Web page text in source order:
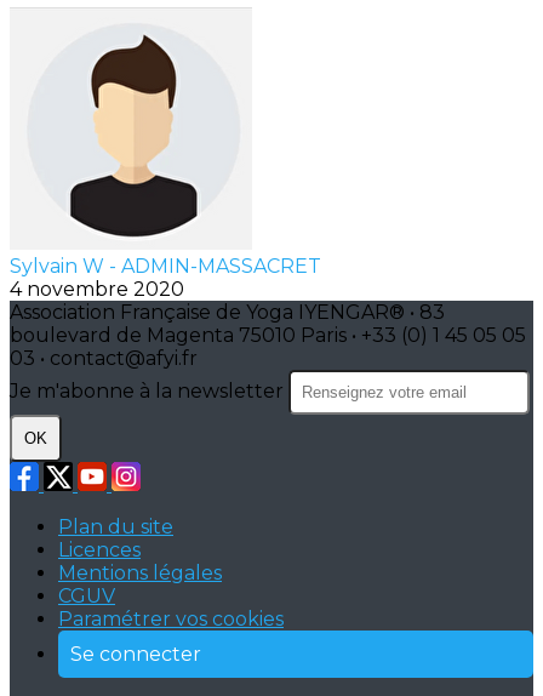
Sylvain W - ADMIN-MASSACRET
4 novembre 2020
Association Française de Yoga IYENGAR® • 83
boulevard de Magenta 75010 Paris • +33 (0) 1 45 05 05
03 • contact@afyi.fr
Je m'abonne à la newsletter
OK
Plan du site
Licences
Mentions légales
CGUV
Paramétrer vos cookies
Se connecter